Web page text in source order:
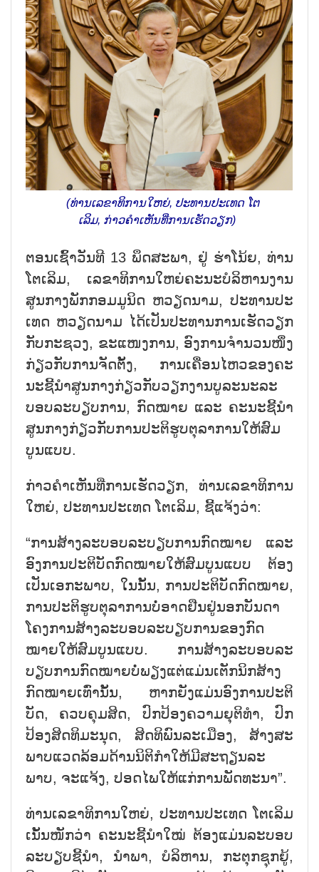
(ທ່ານເລຂາທິການໃຫຍ່, ປະທານປະເທດ ໂຕ
ເລິມ, ກ່າວຄຳເຫັນທີ່ການເຮັດວຽກ)
ຕອນ​ເຊົ້າ​ວັນ​ທີ 13 ພຶດ​ສະ​ພາ, ຢ​ູ່ ຮ່າ​ໂນ້ຍ, ທ່ານ
ໂຕ​ເລິມ, ເລ​ຂາ​ທິ​ການ​ໃຫຍ່​ຄະ​ນະ​ບໍ​ລິ​ຫານ​ງາ​ນ​
ສູນ​ກາງ​ພັກ​ກອມ​ມູ​ນິດ ຫວຽດ​ນາມ, ປະ​ທານ​ປະ​
ເທດ ຫວຽດ​ນາມ ໄດ້​​ເປັນ​ປະ​ທານ​ການ​ເຮັດ​ວຽກ​
ກັບ​ກະ​ຊວງ, ຂະ​ແໜງ​ກາ​ນ, ອົງ​ການ​ຈຳ​ນວນ​ໜຶ່ງ
ກ່ຽວ​ກັບການ​ຈັດ​ຕັ້ງ, ​ການເຄື່ອນ​ໄຫວ​ຂອງ​ຄະ​
ນະ​ຊີ້​ນຳ​ສູນ​ກາງກ່ຽວ​ກັບ​ວຽກ​ງານບູ​ລະ​ນະລະ​
ບອບ​ລະ​ບຽບ​ການ, ກົດ​ໝາຍ ແລະ ຄະ​ນະ​ຊີ້​ນຳ​
ສູນ​ກາງກ່ຽວ​ກັບ​ການປະ​ຕິ​ຮູບ​​​ຕຸ​ລາ​ການ​ໃຫ້​ສົມ​
ບູນ​ແບບ.
ກ່າວ​ຄ​ຳ​ເຫັນ​ທີ່​ການ​ເຮັດ​ວຽກ, ທ່ານ​ເລ​ຂາ​ທິ​ການ​
ໃຫຍ່, ປະ​ທານ​ປະ​ເທດ ໂຕ​ເລິມ, ຊີ້​ແຈ້ງວ່າ:
“ການ​ສ້າງ​ລະ​ບອບ​ລະ​ບຽບ​ການ​ກົດ​ໝາຍ ແລະ
ອົງ​ການ​ປະ​ຕິ​ບັດ​ກົດ​ໝາຍ​ໃຫ້​ສົມ​ບູນ​ແບບ ຕ້ອງ​
ເປັນ​ເອ​ກະ​ພາບ, ໃນ​ນັ້ນ, ການ​ປະ​ຕິ​ບັດ​ກົດ​ໝາຍ,
ການ​ປະ​ຕິ​ຮູບ​ຕຸ​ລາ​ການບໍ່​ອາດຢືນ​ຢູ່ນອກ​ບັນ​ດາ​
ໂຄງ​ການ​ສ້າງ​ລະ​ບອ​ບ​ລະ​ບຽບ​ການ​ຂອງ​ກົດ​
ໝາຍ​ໃຫ້​ສົມ​ບູນ​ແບບ. ການ​ສ້າງ​ລະ​ບອບ​ລະ​
ບຽບ​ການ​ກົດ​ໝາຍບໍ່​ພຽງ​ແຕ່​ແມ່ນ​ເຕັກ​ນິກ​ສ້າງ​
ກົດ​ໝາຍ​ເທົ່າ​ນັ້ນ, ຫາກ​ຍັງ​ແມ່ນ​ອົງ​ການ​ປະ​ຕິ​
ບັດ, ຄວບ​ຄຸມ​ສິດ, ປົກ​ປ້ອງ​ຄວາມ​ຍຸ​ຕິ​ທຳ, ປົກ​
ປ້ອງ​ສິດ​ທິ​ມະ​ນຸດ, ສິດທິ​ພົນ​ລະ​ເມືອງ, ສ້າງ​ສະ​
ພາບ​ແວດ​ລ້ອມ​ດ້ານ​ນິ​ຕິ​ກຳ​ໃຫ້​ມີ​ສະ​ຖຽ​ນ​ລະ​
ພາບ, ຈະ​ແຈ້ງ, ປອດ​ໄພ​ໃຫ້​ແກ່​ການ​ພັດ​ທະ​ນາ”.
ທ່ານ​ເລ​ຂາ​ທິ​ການ​ໃຫຍ່, ປະ​ທານ​ປະ​ເທດ ໂຕ​ເລິມ
ເນັ້ນ​ໜັກ​ວ່າ ຄະ​ນະຊີ້​ນຳ​ໃໝ່ ຕ້ອງ​ແມ່ນລະ​ບອ​ບ​
ລະ​ບ​ຽບ​ຊີ້​ນຳ, ນຳ​ພາ, ບໍ​ລິ​ຫານ, ກ​ະ​ຕຸກ​ຊຸກ​ຍູ້,